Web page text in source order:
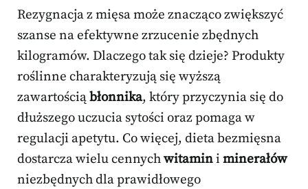
Rezygnacja z mięsa może znacząco zwiększyć
szanse na efektywne zrzucenie zbędnych
kilogramów. Dlaczego tak się dzieje? Produkty
roślinne charakteryzują się wyższą
zawartościąbłonnika, który przyczynia się do
dłuższego uczucia sytości oraz pomaga w
regulacji apetytu. Co więcej, dieta bezmięsna
dostarcza wielu cennychwitamini minerałów
niezbędnych dla prawidłowego